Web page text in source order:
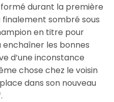
durant la première
sombré sous
en titre pour
enchaîner les bonnes
d’une inconstance
chose chez le voisin
place dans son nouveau